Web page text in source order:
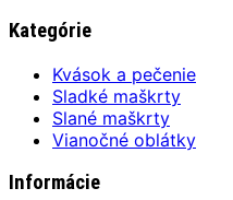
Kategórie
Kvások a pečenie
Sladké maškrty
Slané maškrty
Vianočné oblátky
Informácie